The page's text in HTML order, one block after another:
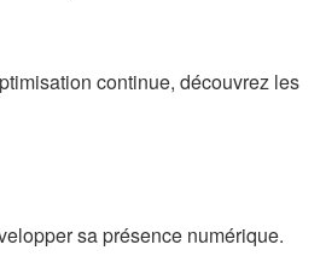
continue, découvrez les
sa présence numérique.